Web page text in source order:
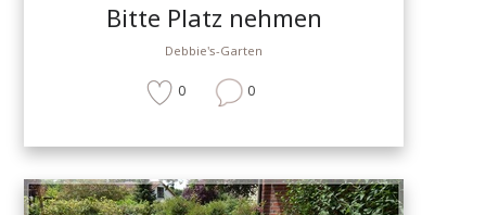
Bitte Platz nehmen
Debbie's-Garten
0 0